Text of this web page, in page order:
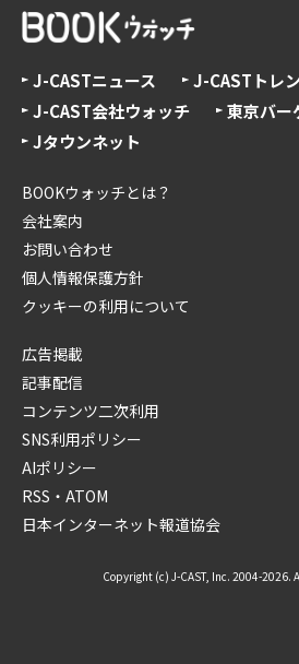
J-CASTニュース
J-CASTトレ
J-CAST会社ウォッチ
東京バー
Jタウンネット
BOOKウォッチとは？
会社案内
お問い合わせ
個人情報保護方針
クッキーの利用について
広告掲載
記事配信
コンテンツ二次利用
SNS利用ポリシー
AIポリシー
RSS・ATOM
日本インターネット報道協会
Copyright (c) J-CAST, Inc. 2004-2026.